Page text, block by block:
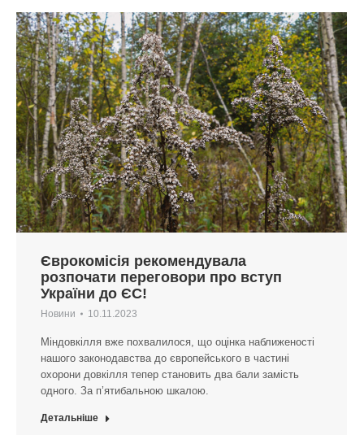
Єврокомісія рекомендувала
розпочати переговори про вступ
України до ЄС!
Новини 10.11.2023
Міндовкілля вже похвалилося, що оцінка наближеності
нашого законодавства до європейського в частині
охорони довкілля тепер становить два бали замість
одного. За п’ятибальною шкалою.
Детальніше